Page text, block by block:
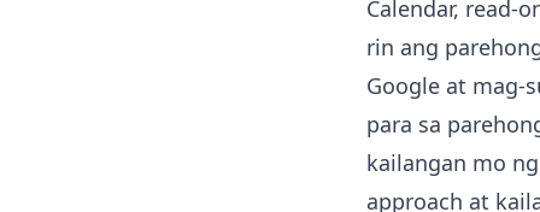
Calendar, read-
rin ang
Google at mag-
para sa
kailangan mo
approach at